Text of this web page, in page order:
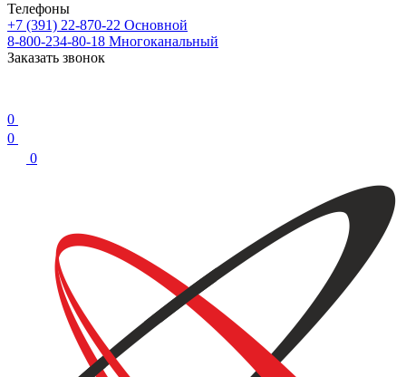
Телефоны
+7 (391) 22-870-22 Основной
8-800-234-80-18 Многоканальный
Заказать звонок
0
0
0